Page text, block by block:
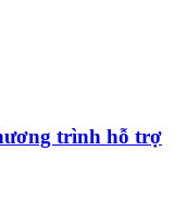
trình hỗ trợ